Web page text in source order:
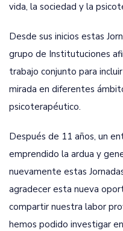
vida, la sociedad y la
Desde sus inicios estas
grupo de Institutuciones
trabajo conjunto para
mirada en diferentes
psicoterapéutico.
Después de 11 años, un
emprendido la ardua y
nuevamente estas
agradecer esta nueva
compartir nuestra labor
hemos podido investigar